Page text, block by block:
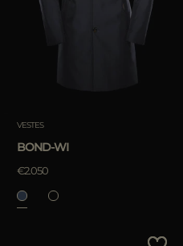
VESTES
BOND-WI
€2.050